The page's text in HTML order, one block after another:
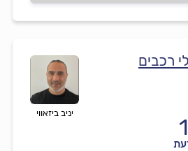
יניב ביזאווי
רכבים